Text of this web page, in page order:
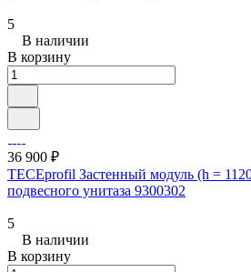
5
В наличии
В корзину
36 900 ₽
TECEprofil Застенный модуль (h =
подвесного унитаза 9300302
5
В наличии
В корзину